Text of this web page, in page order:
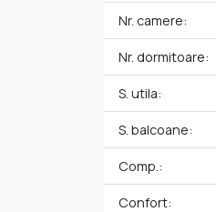
Nr. camere:
Nr. dormitoare:
S. utila:
S. balcoane:
Comp.:
Confort: